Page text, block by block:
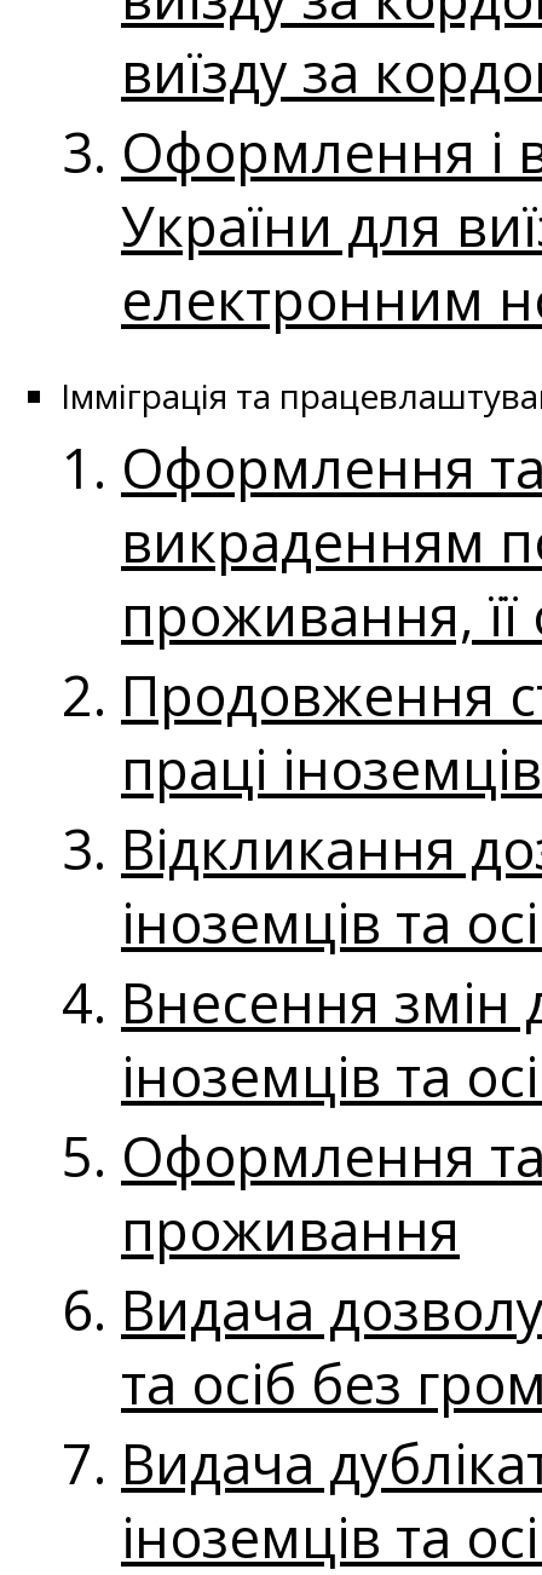
виїзду за
Оформлення і
України для
електронним
Імміграція та
Оформлення та
викраденням
проживання, її
Продовження
праці
Відкликання
іноземців та
Внесення змін
іноземців та
Оформлення
проживання
Видача
та осіб без
Видача
іноземців та